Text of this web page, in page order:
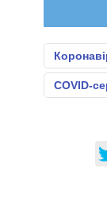
COVID-